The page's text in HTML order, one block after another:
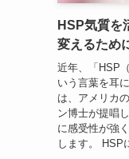
HSP気質を
変えるため
近年、「HSP
いう言葉を耳
は、アメリカ
ン博士が提唱
に感受性が強
します。 HSP